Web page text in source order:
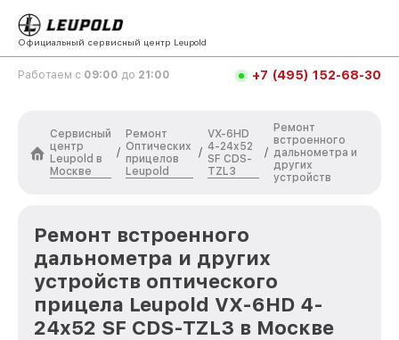
Официальный сервисный центр Leupold
Работаем с 09:00 до 21:00 +7 (495) 152-68-30
Сервисный
центр
Leupold в
Москве
/
Ремонт
Оптических
прицелов
Leupold
/
VX-6HD
4-24x52
SF CDS-
TZL3
/
Ремонт
встроенного
дальнометра и
других
устройств
Ремонт встроенного
дальнометра и других
устройств оптического
прицела Leupold VX-6HD 4-
24x52 SF CDS-TZL3 в Москве